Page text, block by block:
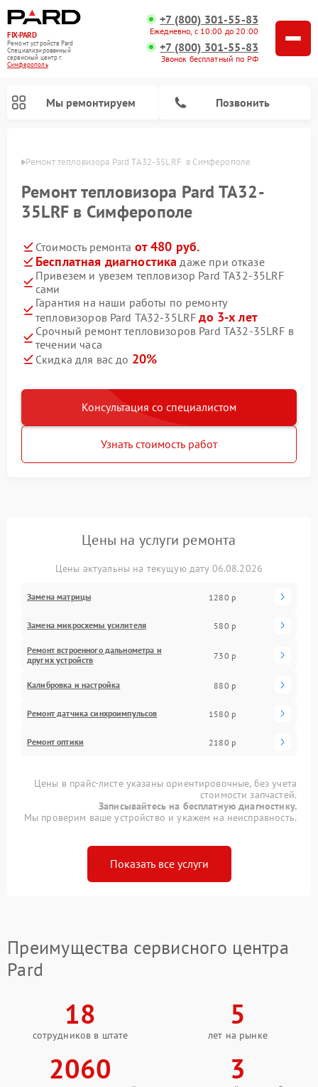
FIX-PARD
Ремонт устройств Pard
Специализированный
cервисный центр г.
Симферополь
+7 (800) 301-55-83
Ежедневно, с 10:00 до 20:00
+7 (800) 301-55-83
Звонок бесплатный по РФ
Мы ремонтируем Позвонить
Ремонт тепловизора Pard TA32-35LRF  в Симферополе
Ремонт тепловизора Pard TA32-
35LRF в Симферополе
Стоимость ремонта от 480 руб.
Бесплатная диагностика даже при отказе
Привезем и увезем тепловизор Pard TA32-35LRF
сами
Гарантия на наши работы по ремонту
тепловизоров Pard TA32-35LRFдо 3-х лет
Срочный ремонт тепловизоров Pard TA32-35LRF в
течении часа
Скидка для вас до 20%
Консультация со специалистом
Узнать стоимость работ
Цены на услуги ремонта
Цены актуальны на текущую дату 06.08.2026
Замена матрицы 1280 р
Замена микросхемы усилителя 580 р
Ремонт встроенного дальнометра и
других устройств
730 р
Калибровка и настройка 880 р
Ремонт датчика синхроимпульсов 1580 р
Ремонт оптики 2180 р
Цены в прайс-листе указаны ориентировочные, без учета
стоимости запчастей.
Записывайтесь на бесплатную диагностику.
Мы проверим ваше устройство и укажем на неисправность.
Показать все услуги
Преимущества сервисного центра
Pard
18
сотрудников в штате
5
лет на рынке
2060 3